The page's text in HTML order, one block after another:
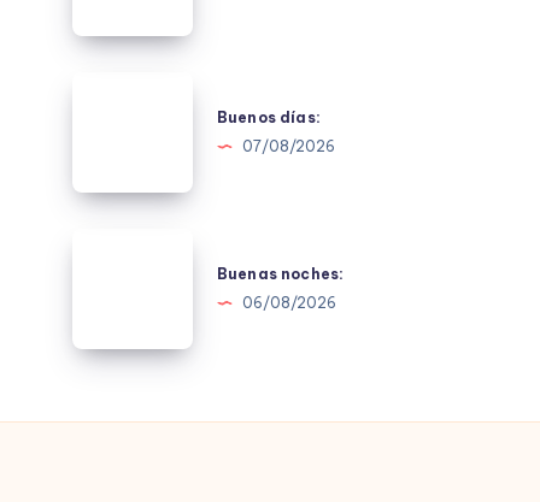
Buenos días:
07/08/2026
Buenas noches:
06/08/2026